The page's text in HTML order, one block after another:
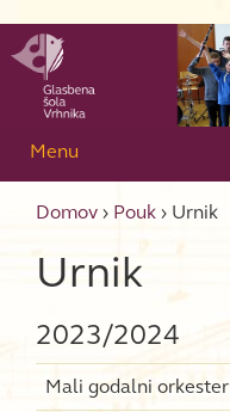
Menu
Domov › Pouk › Urnik
Urnik
2023/2024
Mali godalni orkester